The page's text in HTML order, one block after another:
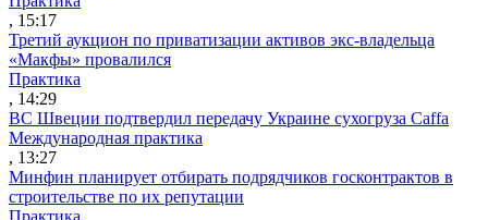
, 15:17
Третий аукцион по приватизации активов экс-владельца
«Макфы» провалился
Практика
, 14:29
ВС Швеции подтвердил передачу Украине сухогруза Caffa
Международная практика
, 13:27
Минфин планирует отбирать подрядчиков госконтрактов в
строительстве по их репутации
Практика